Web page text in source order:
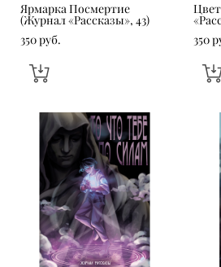
Ярмарка Посмертие
(Журнал «Рассказы», 43)
350 pуб.
350